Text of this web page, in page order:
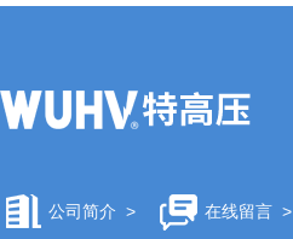
公司简介 > 在线留言>